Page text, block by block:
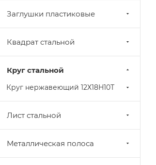
Заглушки пластиковые
Квадрат стальной
Круг стальной
Круг нержавеющий 12Х18Н10Т
Лист стальной
Металлическая полоса